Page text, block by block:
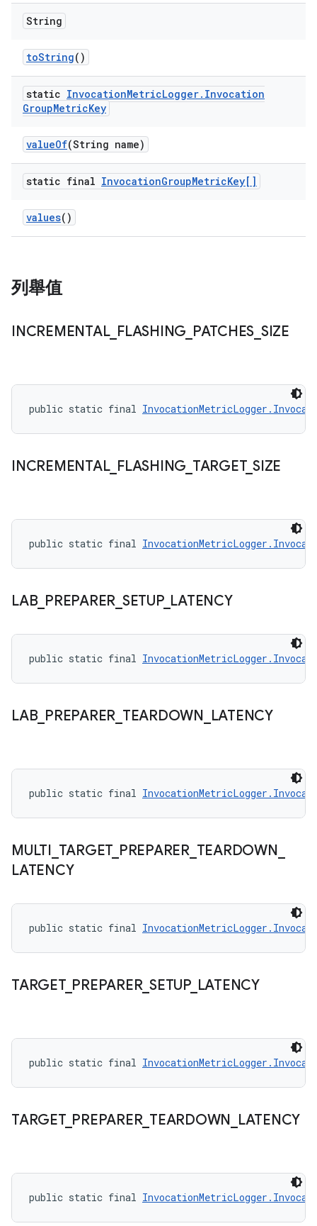
String
toString()
static InvocationMetricLogger. Invocation
GroupMetricKey
valueOf(String name)
static final InvocationGroupMetricKey[]
values()
列舉值
INCREMENTAL_ FLASHING PATCHES SIZE
public static final
INCREMENTAL_ FLASHING TARGET_ SIZE
public static final
LAB_ PREPARER SETUP_ LATENCY
public static final
LAB_ PREPARER TEARDOWN LATENCY
public static final
MULTI TARGET_ PREPARER_ TEARDOWN
LATENCY
public static final
TARGET_ PREPARER_ SETUP_ LATENCY
public static final
TARGET_ PREPARER_ TEARDOWN LATENCY
public static final